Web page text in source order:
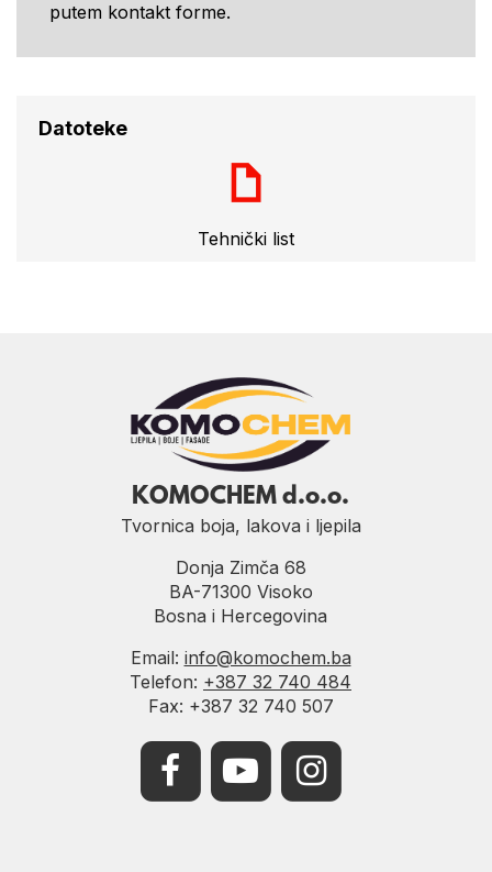
putem kontakt forme.
Datoteke
Tehnički list
KOMOCHEM d.o.o.
Tvornica boja, lakova i ljepila
Donja Zimča 68
BA-71300 Visoko
Bosna i Hercegovina
Email: info@komochem.ba
Telefon: +387 32 740 484
Fax: +387 32 740 507